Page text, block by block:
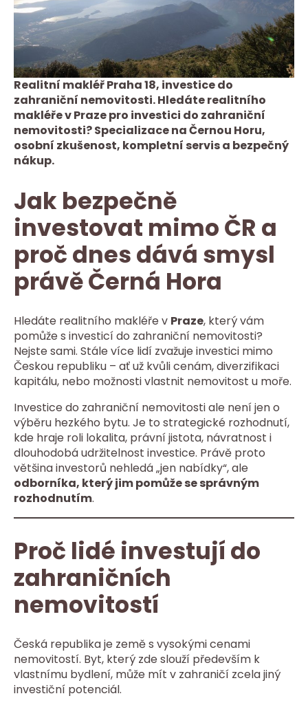
Realitní makléř Praha 18, investice do
zahraniční nemovitosti. Hledáte realitního
makléře v Praze pro investici do zahraniční
nemovitosti? Specializace na Černou Horu,
osobní zkušenost, kompletní servis a bezpečný
nákup.
Jak bezpečně
investovat mimo ČR a
proč dnes dává smysl
právě Černá Hora
Hledáte realitního makléře v Praze, který vám
pomůže s investicí do zahraniční nemovitosti?
Nejste sami. Stále více lidí zvažuje investici mimo
Českou republiku – ať už kvůli cenám, diverzifikaci
kapitálu, nebo možnosti vlastnit nemovitost u moře.
Investice do zahraniční nemovitosti ale není jen o
výběru hezkého bytu. Je to strategické rozhodnutí,
kde hraje roli lokalita, právní jistota, návratnost i
dlouhodobá udržitelnost investice. Právě proto
většina investorů nehledá „jen nabídky“, ale
odborníka, který jim pomůže se správným
rozhodnutím.
Proč lidé investují do
zahraničních
nemovitostí
Česká republika je země s vysokými cenami
nemovitostí. Byt, který zde slouží především k
vlastnímu bydlení, může mít v zahraničí zcela jiný
investiční potenciál.